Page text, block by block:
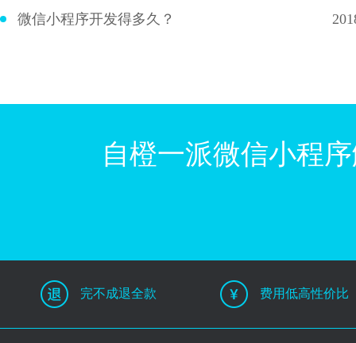
微信小程序开发得多久？
自橙一派微信小程
完不成退全款 费用低高性价比